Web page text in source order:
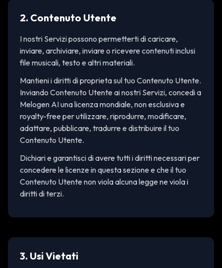
2. Contenuto Utente
I nostri Servizi possono permetterti di caricare,
inviare, archiviare, inviare o ricevere contenuti inclusi
file musicali, testo e altri materiali.
Mantieni i diritti di proprieta sul tuo Contenuto Utente.
Inviando Contenuto Utente ai nostri Servizi, concedi a
Melogen AI una licenza mondiale, non esclusiva e
royalty-free per utilizzare, riprodurre, modificare,
adattare, pubblicare, tradurre e distribuire il tuo
Contenuto Utente.
Dichiari e garantisci di avere tutti i diritti necessari per
concedere le licenze in questa sezione e che il tuo
Contenuto Utente non viola alcuna legge ne viola i
diritti di terzi.
3. Usi Vietati